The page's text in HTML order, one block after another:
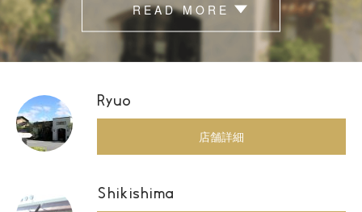
READ MORE
Ryuo
店舗詳細
Shikishima